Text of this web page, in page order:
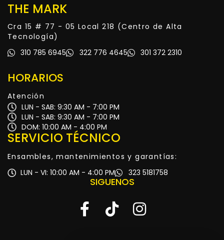
THE MARK
Cra 15 # 77 - 05 Local 218 (Centro de Alta
Tecnología)
310 785 6945
322 776 4645 301 372 2310
HORARIOS
Atención
LUN - SAB: 9:30 AM - 7:00 PM
LUN - SAB: 9:30 AM - 7:00 PM
DOM: 10:00 AM - 4:00 PM
SERVICIO TÉCNICO
Ensambles, mantenimientos y garantías:
LUN - VI: 10:00 AM - 4:00 PM
323 5181758
SIGUENOS